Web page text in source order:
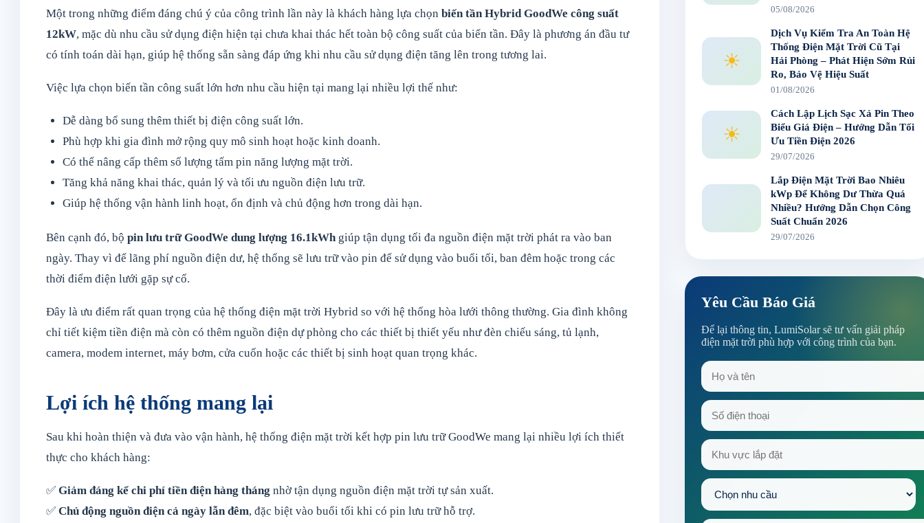
Một trong những điểm đáng chú ý của công trình lần này là khách hàng lựa chọn biến tần Hybrid GoodWe công suất
12kW, mặc dù nhu cầu sử dụng điện hiện tại chưa khai thác hết toàn bộ công suất của biến tần. Đây là phương án đầu tư
có tính toán dài hạn, giúp hệ thống sẵn sàng đáp ứng khi nhu cầu sử dụng điện tăng lên trong tương lai.
Việc lựa chọn biến tần công suất lớn hơn nhu cầu hiện tại mang lại nhiều lợi thế như:
Dễ dàng bổ sung thêm thiết bị điện công suất lớn.
Phù hợp khi gia đình mở rộng quy mô sinh hoạt hoặc kinh doanh.
Có thể nâng cấp thêm số lượng tấm pin năng lượng mặt trời.
Tăng khả năng khai thác, quản lý và tối ưu nguồn điện lưu trữ.
Giúp hệ thống vận hành linh hoạt, ổn định và chủ động hơn trong dài hạn.
Bên cạnh đó, bộ pin lưu trữ GoodWe dung lượng 16.1kWhgiúp tận dụng tối đa nguồn điện mặt trời phát ra vào ban
ngày. Thay vì để lãng phí nguồn điện dư, hệ thống sẽ lưu trữ vào pin để sử dụng vào buổi tối, ban đêm hoặc trong các
thời điểm điện lưới gặp sự cố.
Đây là ưu điểm rất quan trọng của hệ thống điện mặt trời Hybrid so với hệ thống hòa lưới thông thường. Gia đình không
chỉ tiết kiệm tiền điện mà còn có thêm nguồn điện dự phòng cho các thiết bị thiết yếu như đèn chiếu sáng, tủ lạnh,
camera, modem internet, máy bơm, cửa cuốn hoặc các thiết bị sinh hoạt quan trọng khác.
Lợi ích hệ thống mang lại
Sau khi hoàn thiện và đưa vào vận hành, hệ thống điện mặt trời kết hợp pin lưu trữ GoodWe mang lại nhiều lợi ích thiết
thực cho khách hàng:
✅ Giảm đáng kể chi phí tiền điện hàng tháng nhờ tận dụng nguồn điện mặt trời tự sản xuất.
✅ Chủ động nguồn điện cả ngày lẫn đêm, đặc biệt vào buổi tối khi có pin lưu trữ hỗ trợ.
05/08/2026
☀
Dịch Vụ Kiểm Tra An Toàn Hệ
Thống Điện Mặt Trời Cũ Tại
Hải Phòng – Phát Hiện Sớm Rủi
Ro, Bảo Vệ Hiệu Suất
01/08/2026
☀
Cách Lập Lịch Sạc Xả Pin Theo
Biểu Giá Điện – Hướng Dẫn Tối
Ưu Tiền Điện 2026
29/07/2026
Lắp Điện Mặt Trời Bao Nhiêu
kWp Để Không Dư Thừa Quá
Nhiều? Hướng Dẫn Chọn Công
Suất Chuẩn 2026
29/07/2026
Yêu Cầu Báo Giá
Để lại thông tin, LumiSolar sẽ tư vấn giải pháp
điện mặt trời phù hợp với công trình của bạn.